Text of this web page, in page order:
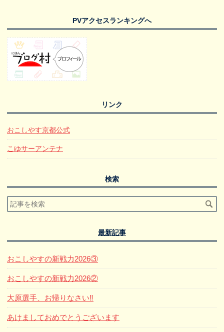
PVアクセスランキングへ
リンク
おこしやす京都公式
こゆサーアンテナ
検索
最新記事
おこしやすの新戦力2026③
おこしやすの新戦力2026②
大原選手、お帰りなさい‼️
あけましておめでとうございます